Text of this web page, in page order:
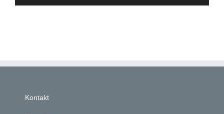
Player
Kontakt